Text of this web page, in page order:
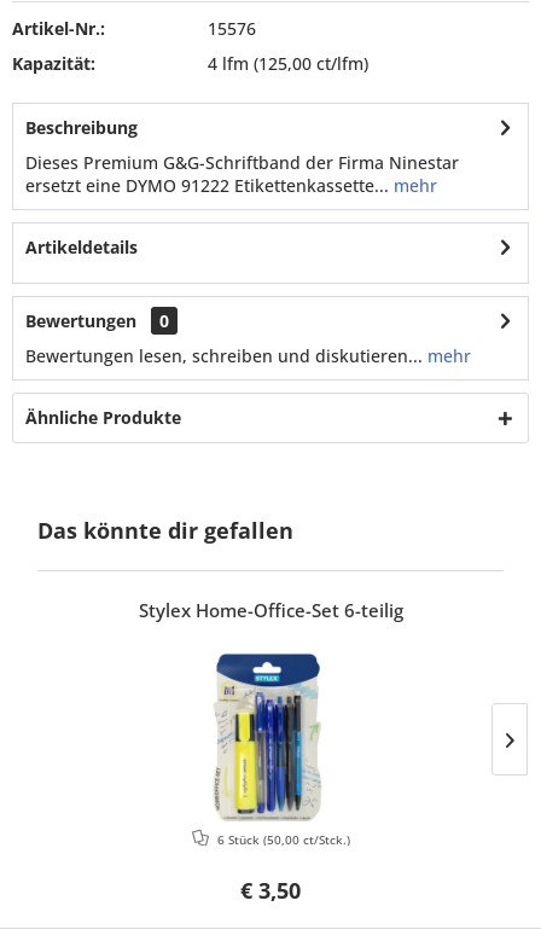
Artikel-Nr.:
15576
Kapazität:
4 lfm (125,00 ct/lfm)
Beschreibung
Dieses Premium G&G-Schriftband der Firma Ninestar
ersetzt eine DYMO 91222 Etikettenkassette... mehr
Artikeldetails
Bewertungen
0
Bewertungen lesen, schreiben und diskutieren... mehr
Ähnliche Produkte
Das könnte dir gefallen
Stylex Home-Office-Set 6-teilig
€ 3,50
6 Stück (50,00 ct/Stck.)